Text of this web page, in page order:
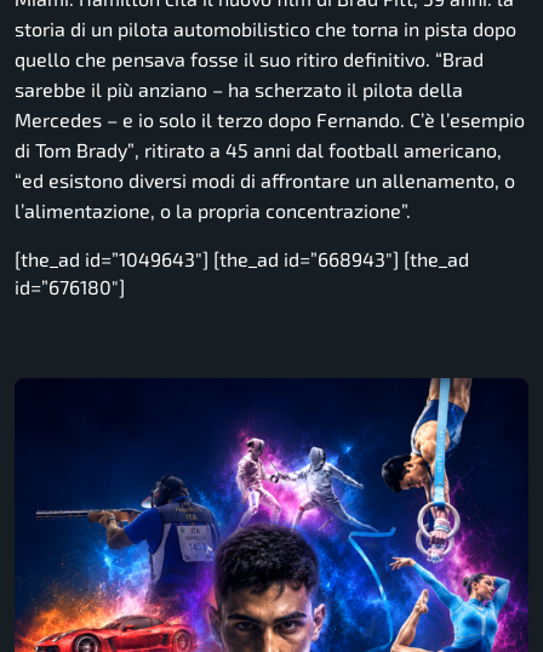
storia di un pilota automobilistico che torna in pista dopo
quello che pensava fosse il suo ritiro definitivo. “Brad
sarebbe il più anziano – ha scherzato il pilota della
Mercedes – e io solo il terzo dopo Fernando. C’è l’esempio
di Tom Brady”, ritirato a 45 anni dal football americano,
“ed esistono diversi modi di affrontare un allenamento, o
l’alimentazione, o la propria concentrazione”.
[the_ad id=”1049643″] [the_ad id=”668943″] [the_ad
id=”676180″]